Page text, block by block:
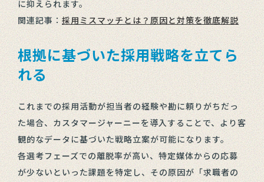
に抑えられます。
関連記事：採用ミスマッチとは？原因と対策を徹底解説
根拠に基づいた採用戦略を立てら
れる
これまでの採用活動が担当者の経験や勘に頼りがちだっ
た場合、カスタマージャーニーを導入することで、より客
観的なデータに基づいた戦略立案が可能になります。
各選考フェーズでの離脱率が高い、特定媒体からの応募
が少ないといった課題を特定し、その原因が「求職者の